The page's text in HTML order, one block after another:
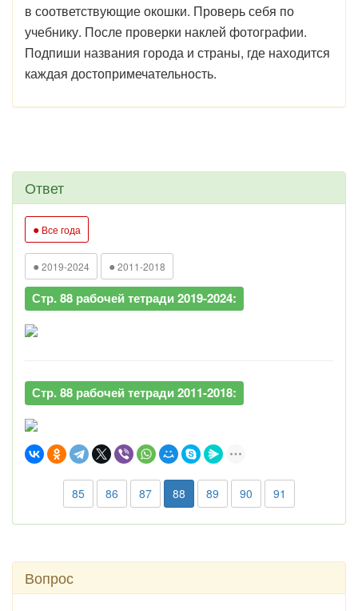
в соответствующие окошки. Проверь себя по
учебнику. После проверки наклей фотографии.
Подпиши названия города и страны, где находится
каждая достопримечательность.
Ответ
● Все года
● 2019-2024 ● 2011-2018
Стр. 88 рабочей тетради 2019-2024:
Стр. 88 рабочей тетради 2011-2018:
85 86 87 88 89 90 91
Вопрос